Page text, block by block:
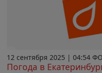
12 сентября 2025 | 04:54
Погода в